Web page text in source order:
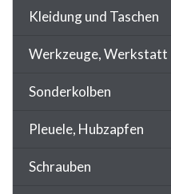
Kleidung und Taschen
Werkzeuge, Werkstatt
Sonderkolben
Pleuele, Hubzapfen
Schrauben